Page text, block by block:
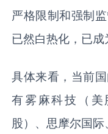
严格限制和强制
已然白热化，已成
具体来看，当前
有雾麻科技（美
股）、思摩尔国际